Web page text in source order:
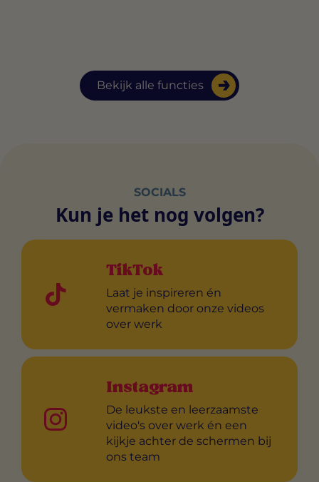
Bekijk alle functies
SOCIALS
Kun je het nog volgen?
TikTok
Laat je inspireren én
vermaken door onze videos
over werk
Instagram
De leukste en leerzaamste
video's over werk én een
kijkje achter de schermen bij
ons team